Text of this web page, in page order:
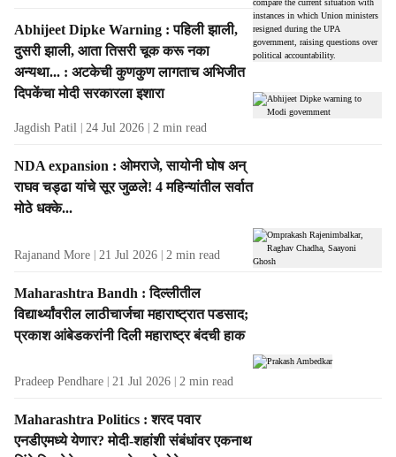
Abhijeet Dipke Warning : पहिली झाली,
दुसरी झाली, आता तिसरी चूक करू नका
अन्यथा... : अटकेची कुणकुण लागताच अभिजीत
दिपकेंचा मोदी सरकारला इशारा
Jagdish Patil 24 Jul 2026 2 min read
NDA expansion : ओमराजे, सायोनी घोष अन्
राघव चड्ढा यांचे सूर जुळले! 4 महिन्यांतील सर्वात
मोठे धक्के...
Rajanand More 21 Jul 2026 2 min read
Maharashtra Bandh : दिल्लीतील
विद्यार्थ्यांवरील लाठीचार्जचा महाराष्ट्रात पडसाद;
प्रकाश आंबेडकरांनी दिली महाराष्ट्र बंदची हाक
Pradeep Pendhare 21 Jul 2026 2 min read
Maharashtra Politics : शरद पवार
एनडीएमध्ये येणार? मोदी-शहांशी संबंधांवर एकनाथ